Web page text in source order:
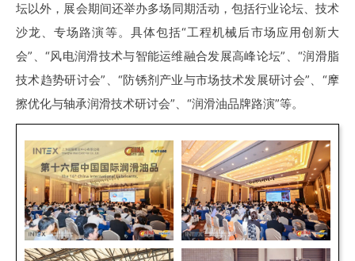
坛以外，展会期间还举办多场同期活动，包括行业论坛、技术
沙龙、专场路演等。具体包括“工程机械后市场应用创新大
会”、“风电润滑技术与智能运维融合发展高峰论坛”、“润滑脂
技术趋势研讨会”、“防锈剂产业与市场技术发展研讨会”、“摩
擦优化与轴承润滑技术研讨会”、“润滑油品牌路演”等。